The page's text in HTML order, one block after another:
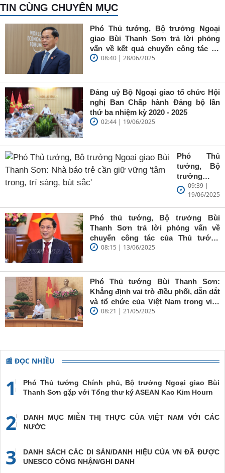
TIN CÙNG CHUYÊN MỤC
Phó Thủ tướng, Bộ trưởng Ngoại
giao Bùi Thanh Sơn trả lời phỏng
vấn về kết quả chuyến công tác tại
Trung Quốc của Thủ tướng Chính
08:40 | 28/06/2025
Đảng uỷ Bộ Ngoại giao tổ chức Hội
nghị Ban Chấp hành Đảng bộ lần
thứ ba nhiệm kỳ 2020 - 2025
02:44 | 19/06/2025
Phó Thủ
tướng, Bộ
trưởng
Ngoại giao
Bùi Thanh
Sơn: Nhà
báo trẻ cần
giữ vững
'tâm trong,
09:39 |
19/06/2025
Phó thủ tướng, Bộ trưởng Bùi
Thanh Sơn trả lời phỏng vấn về
chuyến công tác của Thủ tướng
Chính phủ đến Estonia, Pháp và
08:15 | 13/06/2025
Phó Thủ tướng Bùi Thanh Sơn:
Khẳng định vai trò điều phối, dẫn dắt
và tổ chức của Việt Nam trong việc
đề cao chủ nghĩa đa phương, đoàn
08:21 | 21/05/2025
📰 ĐỌC NHIỀU
1
Phó Thủ tướng Chính phủ, Bộ trưởng Ngoại giao Bùi
Thanh Sơn gặp với Tổng thư ký ASEAN Kao Kim Hourn
2
DANH MỤC MIỄN THỊ THỰC CỦA VIỆT NAM VỚI CÁC
NƯỚC
3
DANH SÁCH CÁC DI SẢN/DANH HIỆU CỦA VN ĐÃ ĐƯỢC
UNESCO CÔNG NHẬN/GHI DANH